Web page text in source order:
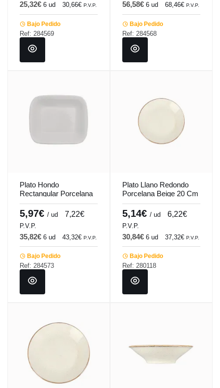
25,32€ 6 ud 30,66€ P.V.P.
Bajo Pedido
Ref: 284569
56,58€ 6 ud 68,46€ P.V.P.
Bajo Pedido
Ref: 284568
Plato Hondo
Rectangular Porcelana
Blanco 21 X 18 Cm
Bach Porland
5,97€ / ud 7,22€
P.V.P.
35,82€ 6 ud 43,32€ P.V.P.
Bajo Pedido
Ref: 284573
Plato Llano Redondo
Porcelana Beige 20 Cm
Seasons Beige Porland
5,14€ / ud 6,22€
P.V.P.
30,84€ 6 ud 37,32€ P.V.P.
Bajo Pedido
Ref: 280118